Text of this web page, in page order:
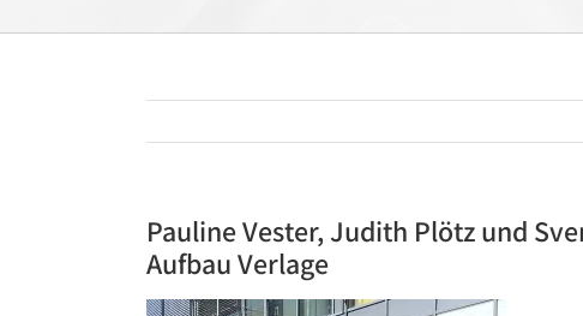
Pauline Vester, Judith Plötz und
Aufbau Verlage